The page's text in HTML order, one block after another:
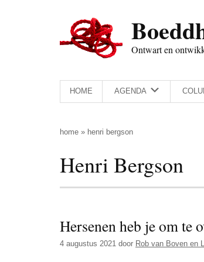
Ontwart en
HOME AGENDA
home » henri bergson
Henri Bergson
Hersenen heb je om te
4 augustus 2021 door Rob van Boven en